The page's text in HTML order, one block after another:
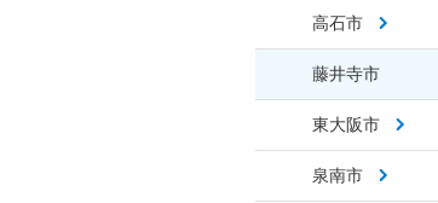
高石市
藤井寺市
東大阪市
泉南市